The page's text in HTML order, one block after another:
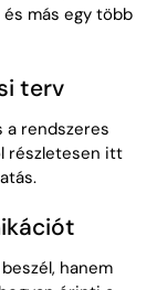
más egy több
terv
a rendszeres
részletesen itt
.
hanem